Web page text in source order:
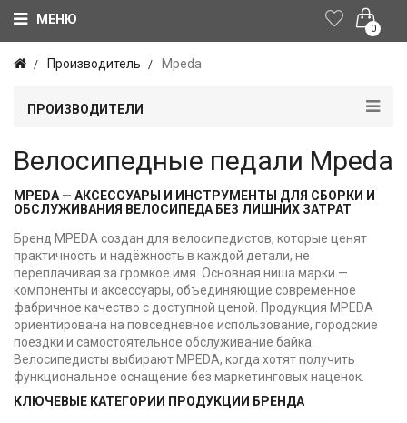
0
МЕНЮ
Производитель Mpeda
ПРОИЗВОДИТЕЛИ
Велосипедные педали Mpeda
MPEDA — АКСЕССУАРЫ И ИНСТРУМЕНТЫ ДЛЯ СБОРКИ И
ОБСЛУЖИВАНИЯ ВЕЛОСИПЕДА БЕЗ ЛИШНИХ ЗАТРАТ
Бренд MPEDA создан для велосипедистов, которые ценят
практичность и надёжность в каждой детали, не
переплачивая за громкое имя. Основная ниша марки —
компоненты и аксессуары, объединяющие современное
фабричное качество с доступной ценой. Продукция MPEDA
ориентирована на повседневное использование, городские
поездки и самостоятельное обслуживание байка.
Велосипедисты выбирают MPEDA, когда хотят получить
функциональное оснащение без маркетинговых наценок.
КЛЮЧЕВЫЕ КАТЕГОРИИ ПРОДУКЦИИ БРЕНДА